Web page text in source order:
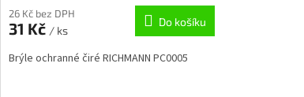
26 Kč bez DPH
31 Kč / ks
Do košíku
Brýle ochranné čiré RICHMANN PC0005